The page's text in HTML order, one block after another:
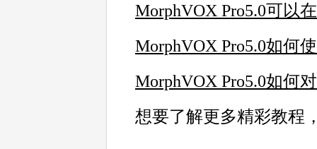
MorphVOX Pro5.0可以
MorphVOX Pro5.0如何
MorphVOX Pro5.0如何
想要了解更多精彩教程